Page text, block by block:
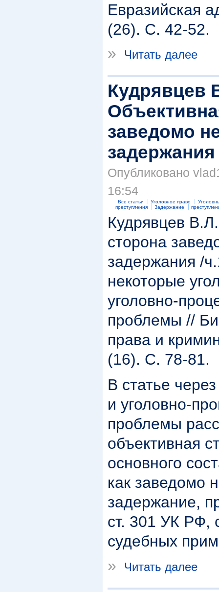
Евразийская
(26). С. 42-52.
»
Читать далее
Кудрявцев
заведомо
задержания
Опубликовано
16:54
Все статьи Уголовное право
преступления
Задержание
Кудрявцев
сторона
задержания /
некоторые
уголовно-
проблемы //
права и
(16). С. 78-81.
В статье
и уголовно-
проблемы
объективная
основного
как заведомо
задержание,
ст. 301 УК РФ,
судебных
»
Читать далее